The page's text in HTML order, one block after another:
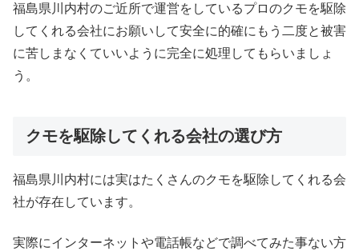
福島県川内村のご近所で運営をしているプロのクモを駆除
してくれる会社にお願いして安全に的確にもう二度と被害
に苦しまなくていいように完全に処理してもらいましょ
う。
クモを駆除してくれる会社の選び方
福島県川内村には実はたくさんのクモを駆除してくれる会
社が存在しています。
実際にインターネットや電話帳などで調べてみた事ない方